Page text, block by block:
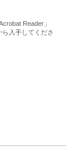
Reader」
入手してくださ